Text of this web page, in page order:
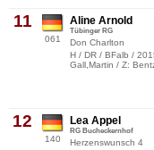
11
061
Aline Arnold
Tübinger RG
Don Charlton
H / DR / BFalb /
Gall,Martin / Z:
12
140
Lea Appel
RG Bucheckernhof
Herzenswunsch 4